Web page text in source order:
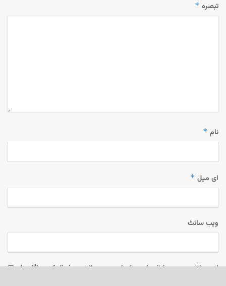
تبصرہ *
نام *
ای میل *
ویب‌ سائٹ
اس براؤزر میں میرا نام، ای میل، اور ویب سائٹ محفوظ رکھیں اگلی بار